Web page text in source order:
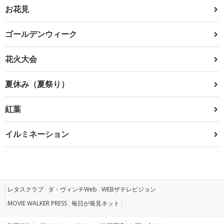
お花見
ゴールデンウィーク
花火大会
夏休み（夏祭り）
紅葉
イルミネーション
レタスクラブ ダ・ヴィンチWeb WEBザテレビジョン
MOVIE WALKER PRESS 毎日が発見ネット